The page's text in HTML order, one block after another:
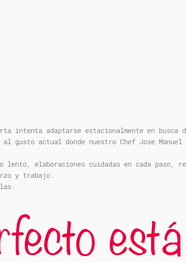
intenta adaptarse estacionalmente en busca
al gusto actual donde nuestro Chef Jose
lento, elaboraciones cuidadas en cada paso,
y trabajo.